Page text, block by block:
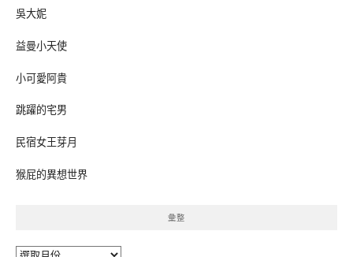
吳大妮
益曼小天使
小可愛阿貴
跳躍的宅男
民宿女王芽月
猴屁的異想世界
彙整
彙